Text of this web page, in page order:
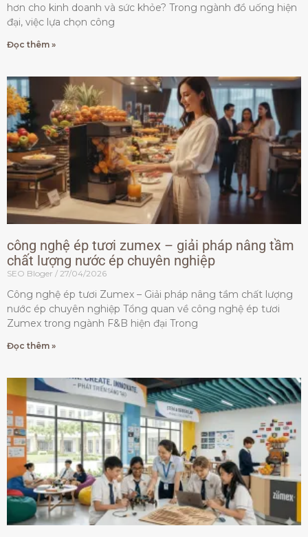
hơn cho kinh doanh và sức khỏe? Trong ngành đồ uống hiện
đại, việc lựa chọn công
Đọc thêm »
công nghệ ép tươi zumex – giải pháp nâng tầm
chất lượng nước ép chuyên nghiệp
SEO Bloger 27/04/2026
Công nghệ ép tươi Zumex – Giải pháp nâng tầm chất lượng
nước ép chuyên nghiệp Tổng quan về công nghệ ép tươi
Zumex trong ngành F&B hiện đại Trong
Đọc thêm »